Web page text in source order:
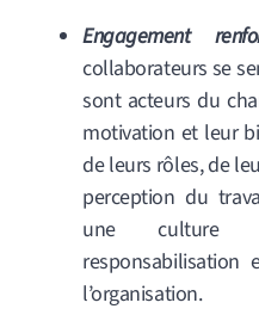
Engagement
collaborateurs se
sont acteurs du
motivation et leur
de leurs rôles, de
perception du
une culture
responsabilisation
l’organisation.